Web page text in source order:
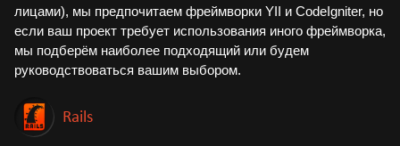
лицами), мы предпочитаем фреймворки YII и CodeIgniter, но
если ваш проект требует использования иного фреймворка,
мы подберём наиболее подходящий или будем
руководствоваться вашим выбором.
Rails